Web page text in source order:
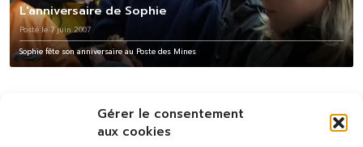
Gérer le consentement
aux cookies
L'anniversaire de Sophie
Posté le 7 juin 2007
Sophie fête son anniversaire au Poste des Mines